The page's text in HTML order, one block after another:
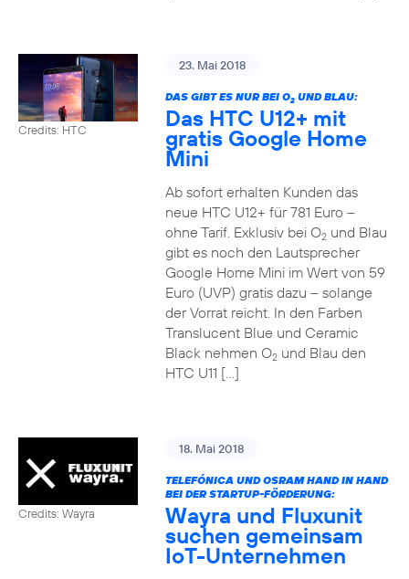
Credits: HTC
23. Mai 2018
DAS GIBT ES NUR BEI O2UND BLAU:
Das HTC U12+ mit
gratis Google Home
Mini
Ab sofort erhalten Kunden das
neue HTC U12+ für 781 Euro –
ohne Tarif. Exklusiv bei O2und Blau
gibt es noch den Lautsprecher
Google Home Mini im Wert von 59
Euro (UVP) gratis dazu – solange
der Vorrat reicht. In den Farben
Translucent Blue und Ceramic
Black nehmen O2und Blau den
HTC U11 […]
Credits: Wayra
18. Mai 2018
TELEFÓNICA UND OSRAM HAND IN HAND
BEI DER STARTUP-FÖRDERUNG:
Wayra und Fluxunit
suchen gemeinsam
IoT-Unternehmen